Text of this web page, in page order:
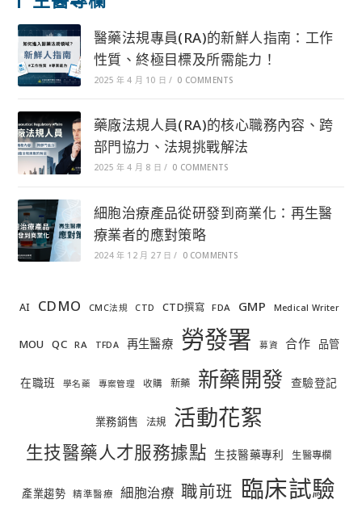
醫藥法規專員(RA)的新鮮人指南：工作
性質、終極目標及所需能力！
2025 年 4 月 10 日 / 0 COMMENTS
藥廠法規人員(RA)的核心職務內容、跨
部門協力、法規挑戰解法
2025 年 4 月 8 日 / 0 COMMENTS
細胞治療產品從研發到商業化：再生醫
療業者的應對策略
2024 年 12 月 27 日 / 0 COMMENTS
AI CDMO CMC法規 CTD CTD撰寫 FDA GMP Medical Writer
MOU QC RA TFDA 再生醫療 勞發署 募資 合作 品管
在職班 學名藥 專案管理 收購 新藥 新藥開發 查驗登記
業務銷售 法規 活動花絮
生技醫藥人才服務據點 生技醫藥專利 生醫專欄
產業趨勢 精準醫療 細胞治療 職前班 臨床試驗